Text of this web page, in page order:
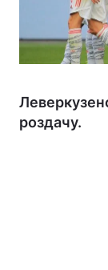
роздачу.